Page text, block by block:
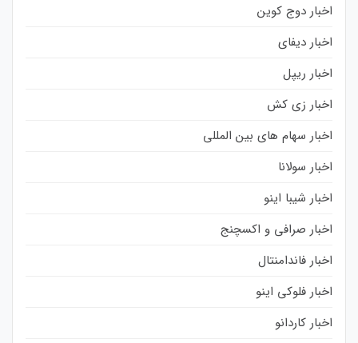
اخبار دوج کوین
اخبار دیفای
اخبار ریپل
اخبار زی کش
اخبار سهام های بین المللی
اخبار سولانا
اخبار شیبا اینو
اخبار صرافی و اکسچنج
اخبار فاندامنتال
اخبار فلوکی اینو
اخبار کاردانو